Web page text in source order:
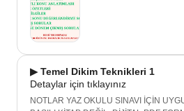
▶ Temel Dikim Teknikleri 1
Detaylar için tıklayınız
NOTLAR YAZ OKULU SINAVI İÇİN